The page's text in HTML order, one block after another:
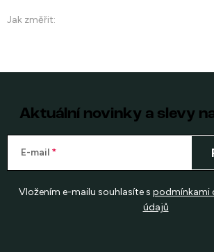
Jak změřit:
Aktuální novinky a slevy
E-mail
Vložením e-mailu souhlasíte s podmínkami
údajů